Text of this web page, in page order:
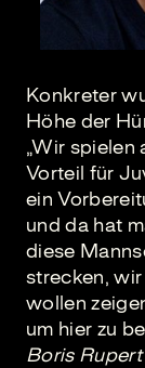
Konkreter
Höhe der
„Wir spielen
Vorteil für
ein
und da hat
diese
strecken,
wollen
um hier zu
Boris Rupert